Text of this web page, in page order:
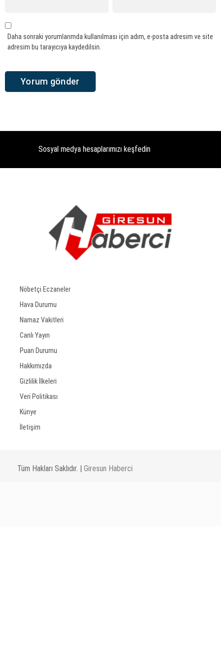
Daha sonraki yorumlarımda kullanılması için adım, e-posta adresim ve site
adresim bu tarayıcıya kaydedilsin.
Sosyal medya hesaplarımızı keşfedin
Nöbetçi Eczaneler
Hava Durumu
Namaz Vakitleri
Canlı Yayın
Puan Durumu
Hakkımızda
Gizlilik İlkeleri
Veri Politikası
Künye
İletişim
Tüm Hakları Saklıdır. | Giresun Haberci